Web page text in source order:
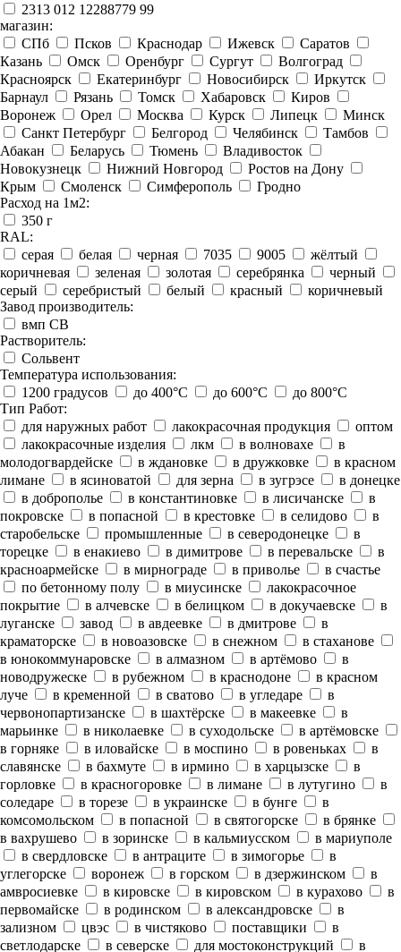
2313 012 12288779 99
магазин:
СПб
Псков Краснодар Ижевск
Саратов
Казань
Омск Оренбург Сургут
Волгоград
Красноярск
Екатеринбург Новосибирск
Иркутск
Барнаул
Рязань Томск Хабаровск
Киров
Воронеж
Орел Москва Курск Липецк
Минск
Санкт Петербург
Белгород Челябинск
Тамбов
Абакан
Беларусь Тюмень
Владивосток
Новокузнецк
Нижний Новгород
Ростов на Дону
Крым
Смоленск Симферополь
Гродно
Расход на 1м2:
350 г
RAL:
серая
белая черная 7035 9005
жёлтый
коричневая
зеленая золотая серебрянка
черный
серый
серебристый белый красный
коричневый
Завод производитель:
вмп СВ
Растворитель:
Сольвент
Температура использования:
1200 градусов
до 400°C до 600°C
до 800°C
Тип Работ:
для наружных работ
лакокрасочная продукция
оптом
лакокрасочные изделия
лкм в волновахе
в
молодогвардейске
в ждановке в дружковке
в красном
лимане
в ясиноватой для зерна в зугрэсе
в донецке
в доброполье
в константиновке в лисичанске
в
покровске
в попасной в крестовке в селидово
в
старобельске
промышленные в северодонецке
в
торецке
в енакиево в димитрове в перевальске
в
красноармейске
в мирнограде в приволье
в счастье
по бетонному полу
в миусинске
лакокрасочное
покрытие
в алчевске в белицком в докучаевске
в
луганске
завод в авдеевке в дмитрове
в
краматорске
в новоазовске в снежном
в стаханове
в юнокоммунаровске
в алмазном в артёмово
в
новодружеске
в рубежном в краснодоне
в красном
луче
в кременной в сватово в угледаре
в
червонопартизанске
в шахтёрске в макеевке
в
марьинке
в николаевке в суходольске
в артёмовске
в горняке
в иловайске в моспино в ровеньках
в
славянске
в бахмуте в ирмино в харцызске
в
горловке
в красногоровке в лимане в лутугино
в
соледаре
в торезе в украинске в бунге
в
комсомольском
в попасной в святогорске
в брянке
в вахрушево
в зоринске в кальмиусском
в мариуполе
в свердловске
в антраците в зимогорье
в
углегорске
воронеж в горском в дзержинском
в
амвросиевке
в кировске в кировском в курахово
в
первомайске
в родинском в александровске
в
зализном
цвэс в чистяково поставщики
в
светлодарске
в северске для мостоконструкций в